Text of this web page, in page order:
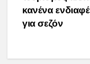
κανένα
για σεζόν